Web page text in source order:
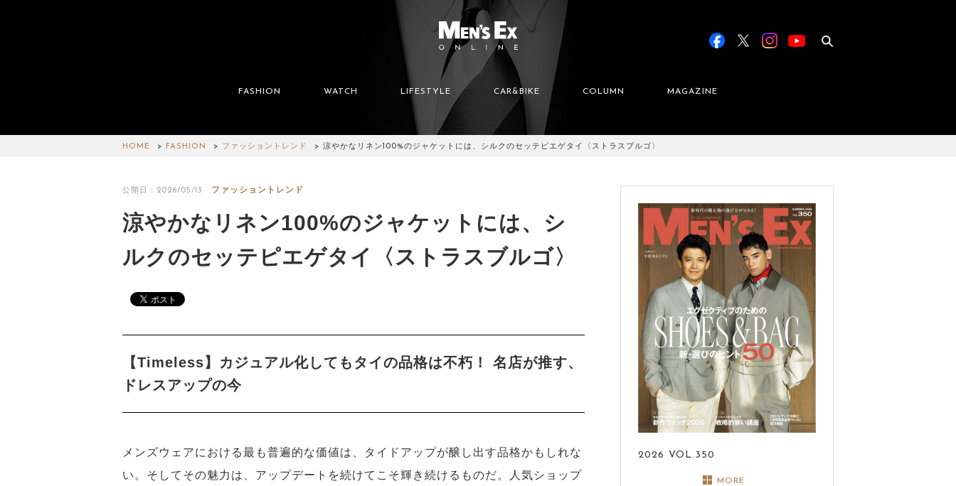
FASHION WATCH LIFESTYLE CAR&BIKE COLUMN MAGAZINE
HOME FASHION ファッショントレンド 涼やかなリネン100%のジャケットには、シルクのセッテピエゲタイ〈ストラスブルゴ〉
公開日：2026/05/13 ファッショントレンド
涼やかなリネン100%のジャケットには、シ
ルクのセッテピエゲタイ〈ストラスブルゴ〉
【Timeless】カジュアル化してもタイの品格は不朽！ 名店が推す、
ドレスアップの今
メンズウェアにおける最も普遍的な価値は、タイドアップが醸し出す品格かもしれな
い。そしてその魅力は、アップデートを続けてこそ輝き続けるものだ。人気ショップ
2026 VOL.350
MORE